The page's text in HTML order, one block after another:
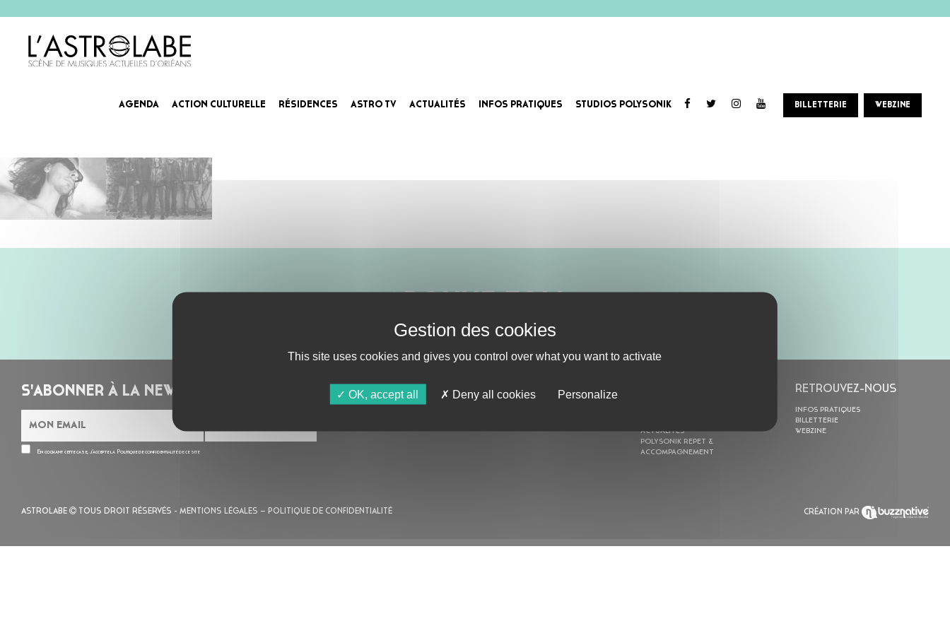
AGENDA ACTION CULTURELLE RÉSIDENCES ASTRO TV ACTUALITÉS INFOS PRATIQUES STUDIOS POLYSONIK BILLETTERIE WEBZINE
S'ABONNER À LA NEWSLETTER
En cochant cette case, j’accepte la Politique de confidentialitéde ce site
AU PROGRAMME
ACTUALITÉS
POLYSONIK REPET &
ACCOMPAGNEMENT
RETROUVEZ-NOUS
INFOS PRATIQUES
BILLETTERIE
WEBZINE
ASTROLABE TOUS DROIT RÉSERVÉS - MENTIONS LÉGALES – POLITIQUE DE CONFIDENTIALITÉ CRÉATION PAR
This site uses cookies and gives you control over what you want to activate
OK, accept all Deny all cookies Personalize